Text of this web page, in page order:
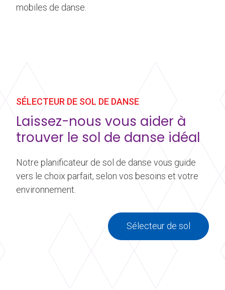
mobiles de danse.
SÉLECTEUR DE SOL DE DANSE
Laissez-nous vous aider à
trouver le sol de danse idéal
Notre planificateur de sol de danse vous guide
vers le choix parfait, selon vos besoins et votre
environnement.
Sélecteur de sol